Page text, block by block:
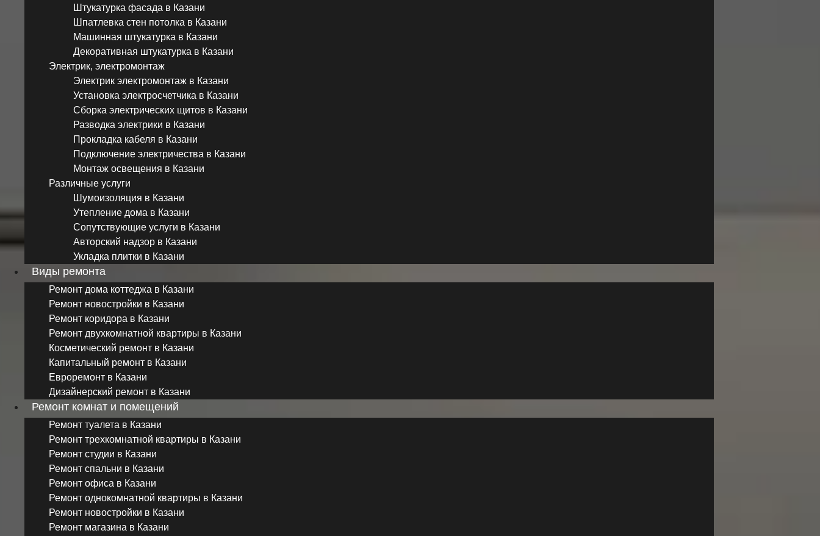
Штукатурка фасада в Казани
Шпатлевка стен потолка в Казани
Машинная штукатурка в Казани
Декоративная штукатурка в Казани
Электрик, электромонтаж
Электрик электромонтаж в Казани
Установка электросчетчика в Казани
Сборка электрических щитов в Казани
Разводка электрики в Казани
Прокладка кабеля в Казани
Подключение электричества в Казани
Монтаж освещения в Казани
Различные услуги
Шумоизоляция в Казани
Утепление дома в Казани
Сопутствующие услуги в Казани
Авторский надзор в Казани
Укладка плитки в Казани
Виды ремонта
Ремонт дома коттеджа в Казани
Ремонт новостройки в Казани
Ремонт коридора в Казани
Ремонт двухкомнатной квартиры в Казани
Косметический ремонт в Казани
Капитальный ремонт в Казани
Евроремонт в Казани
Дизайнерский ремонт в Казани
Ремонт комнат и помещений
Ремонт туалета в Казани
Ремонт трехкомнатной квартиры в Казани
Ремонт студии в Казани
Ремонт спальни в Казани
Ремонт офиса в Казани
Ремонт однокомнатной квартиры в Казани
Ремонт новостройки в Казани
Ремонт магазина в Казани